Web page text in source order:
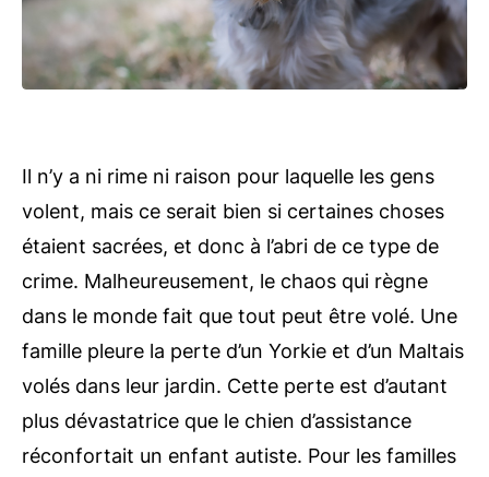
Il n’y a ni rime ni raison pour laquelle les gens
volent, mais ce serait bien si certaines choses
étaient sacrées, et donc à l’abri de ce type de
crime. Malheureusement, le chaos qui règne
dans le monde fait que tout peut être volé. Une
famille pleure la perte d’un Yorkie et d’un Maltais
volés dans leur jardin. Cette perte est d’autant
plus dévastatrice que le chien d’assistance
réconfortait un enfant autiste. Pour les familles